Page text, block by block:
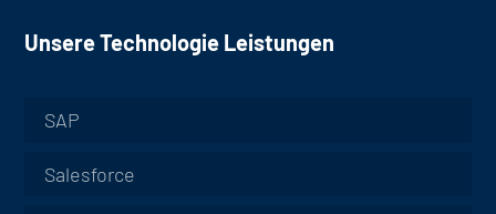
Unsere Technologie Leistungen
SAP
Salesforce